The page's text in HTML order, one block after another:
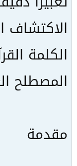
الاكتشاف
الكلمة
المصطلح
مقدمة